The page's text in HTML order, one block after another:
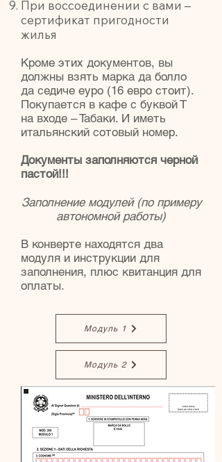
При воссоединении с вами –
сертификат пригодности
жилья
Кроме этих документов, вы
должны взять марка да болло
да седиче еуро (16 евро стоит).
Покупается в кафе с буквой Т
на входе – Табаки. И иметь
итальянский сотовый номер.
Документы заполняются черной
пастой!!!
Заполнение модулей (по примеру
автономной работы)
В конверте находятся два
модуля и инструкции для
заполнения, плюс квитанция для
оплаты.
Модуль 1
Модуль 2